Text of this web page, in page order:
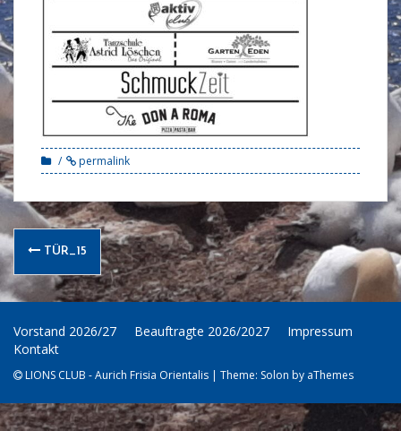
permalink
Post
navigation
TÜR_15
Vorstand 2026/27 Beauftragte 2026/2027
Impressum
Kontakt
LIONS CLUB - Aurich Frisia Orientalis | Theme: Solon by aThemes